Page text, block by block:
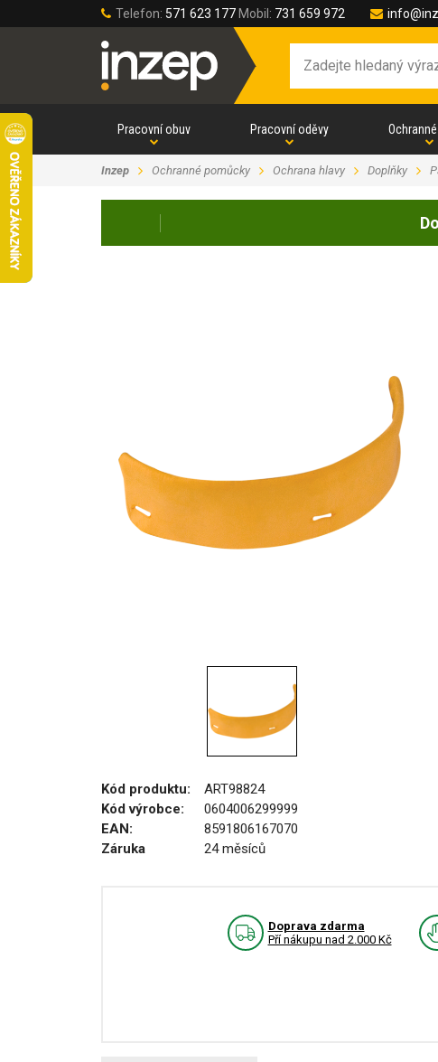
Telefon: 571 623 177 Mobil: 731 659 972
Pracovní obuv Pracovní oděvy
Inzep Ochranné pomůcky Ochrana hlavy Doplňky
Kód produktu:
ART98824
Kód výrobce:
0604006299999
EAN:
8591806167070
Záruka
24 měsíců
Doprava zdarma
Pří nákupu nad 2.000 Kč